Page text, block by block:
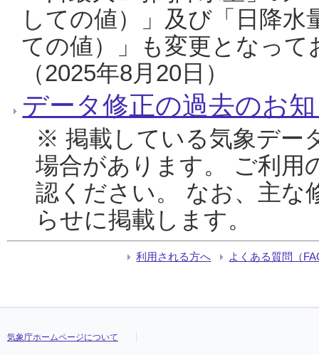
しての値）」及び「日降
ての値）」も変更となっ
（2025年8月20日）
データ修正の過去のお
※ 掲載している気象デー
場合があります。 ご利用
認ください。 なお、主な
らせに掲載します。
利用される方へ よくある質問（
気象庁ホームページについて